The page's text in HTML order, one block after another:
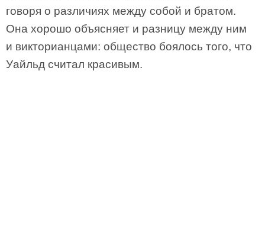
говоря о различиях между собой и братом.
Она хорошо объясняет и разницу между ним
и викторианцами: общество боялось того, что
Уайльд считал красивым.